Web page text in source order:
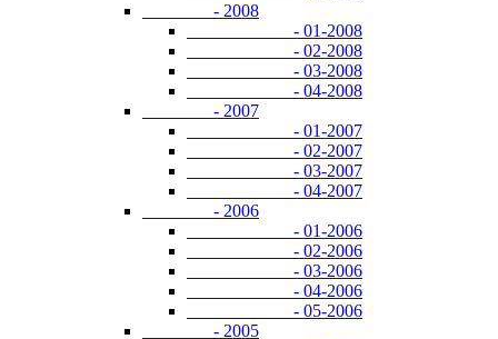
- 2008
- 01-2008
- 02-2008
- 03-2008
- 04-2008
- 2007
- 01-2007
- 02-2007
- 03-2007
- 04-2007
- 2006
- 01-2006
- 02-2006
- 03-2006
- 04-2006
- 05-2006
- 2005